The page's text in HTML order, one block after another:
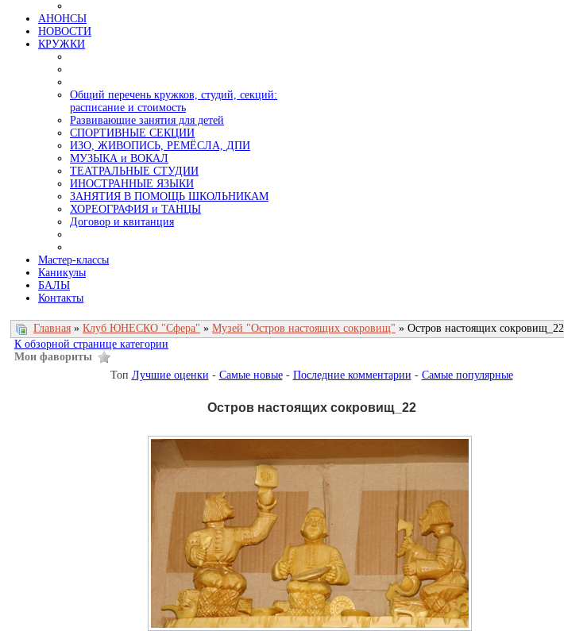
АНОНСЫ
НОВОСТИ
КРУЖКИ
Общий перечень кружков, студий, секций:
расписание и стоимость
Развивающие занятия для детей
СПОРТИВНЫЕ СЕКЦИИ
ИЗО, ЖИВОПИСЬ, РЕМЁСЛА, ДПИ
МУЗЫКА и ВОКАЛ
ТЕАТРАЛЬНЫЕ СТУДИИ
ИНОСТРАННЫЕ ЯЗЫКИ
ЗАНЯТИЯ В ПОМОЩЬ ШКОЛЬНИКАМ
ХОРЕОГРАФИЯ и ТАНЦЫ
Договор и квитанция
Мастер-классы
Каникулы
БАЛЫ
Контакты
Главная » Клуб ЮНЕСКО "Сфера" » Музей "Остров настоящих сокровищ" » Остров настоящих сокровищ_22
К обзорной странице категории
Мои фавориты
Топ Лучшие оценки - Самые новые- Последние комментарии - Самые популярные
Остров настоящих сокровищ_22